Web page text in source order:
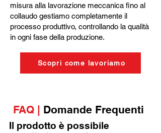
misura alla lavorazione meccanica fino al
collaudo gestiamo completamente il
processo produttivo, controllando la qualità
in ogni fase della produzione.
Scopri come lavoriamo
FAQ | Domande Frequenti
Il prodotto è possibile